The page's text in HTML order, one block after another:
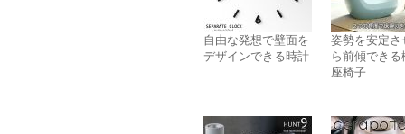
自由な発想で壁面を
デザインできる時計
姿勢を安定さ
ら前傾できる
座椅子